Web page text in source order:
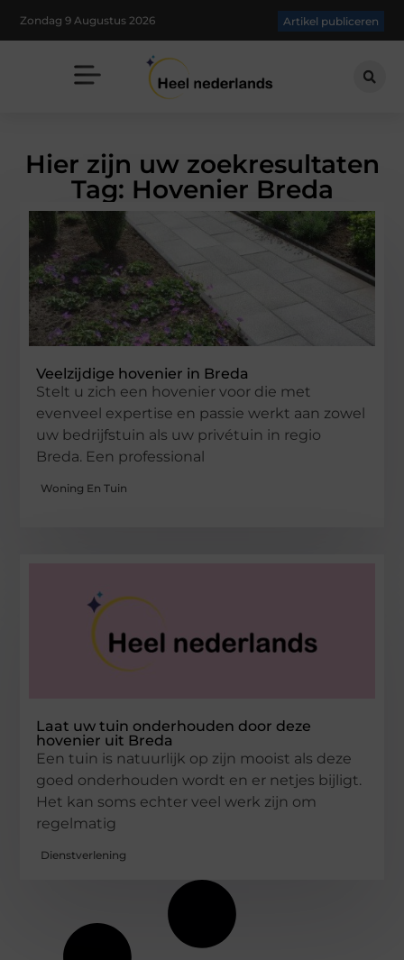
Zondag 9 Augustus 2026 Artikel publiceren
Hier zijn uw zoekresultaten
Tag: Hovenier Breda
Veelzijdige hovenier in Breda
Stelt u zich een hovenier voor die met
evenveel expertise en passie werkt aan zowel
uw bedrijfstuin als uw privétuin in regio
Breda. Een professional
Woning En Tuin
Laat uw tuin onderhouden door deze
hovenier uit Breda
Een tuin is natuurlijk op zijn mooist als deze
goed onderhouden wordt en er netjes bijligt.
Het kan soms echter veel werk zijn om
regelmatig
Dienstverlening